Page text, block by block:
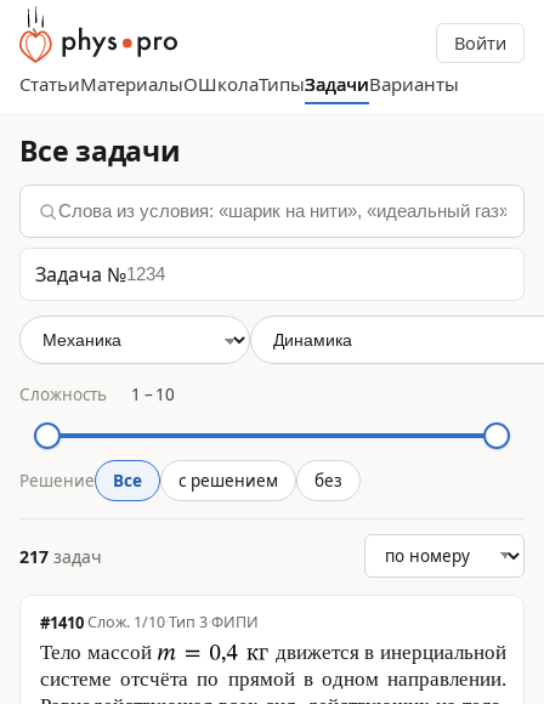
Войти
СтатьиМатериалыОШколаТипыЗадачиВарианты
Все задачи
Задача №
Сложность 1 –10
Решение Все с решением без
217 задач
#1410· 1/10·Тип 3·ФИПИ
Тело массой
движется в инерциальной
системе отсчёта по прямой в одном направлении.